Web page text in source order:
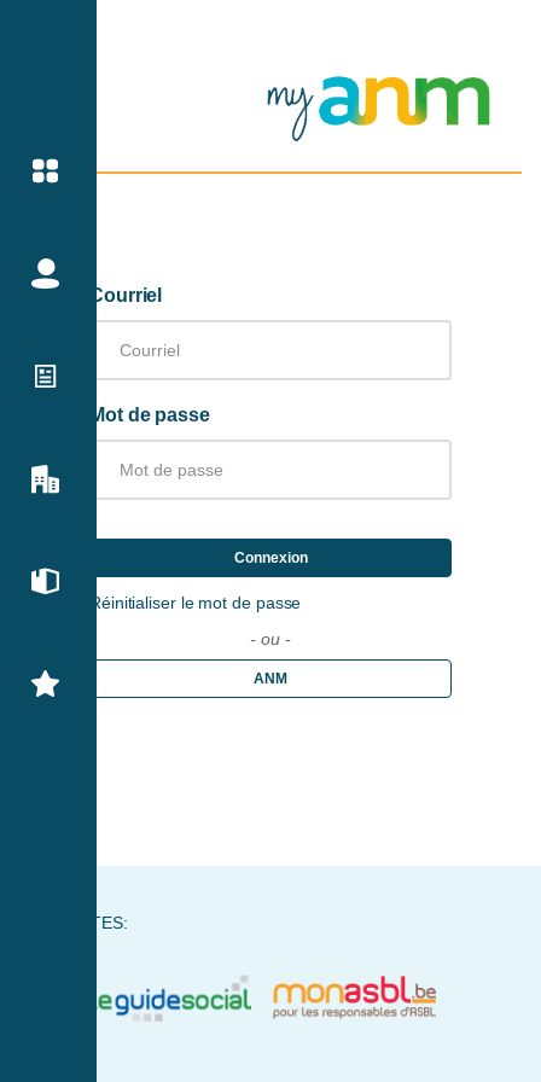
Courriel
Mot de passe
Connexion
Réinitialiser le mot de passe
- ou -
ANM
NOS SITES: